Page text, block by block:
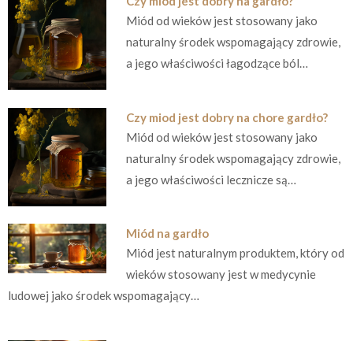
Miód od wieków jest stosowany jako
naturalny środek wspomagający zdrowie,
a jego właściwości łagodzące ból…
Czy miod jest dobry na chore gardło?
Miód od wieków jest stosowany jako
naturalny środek wspomagający zdrowie,
a jego właściwości lecznicze są…
Miód na gardło
Miód jest naturalnym produktem, który od
wieków stosowany jest w medycynie
ludowej jako środek wspomagający…